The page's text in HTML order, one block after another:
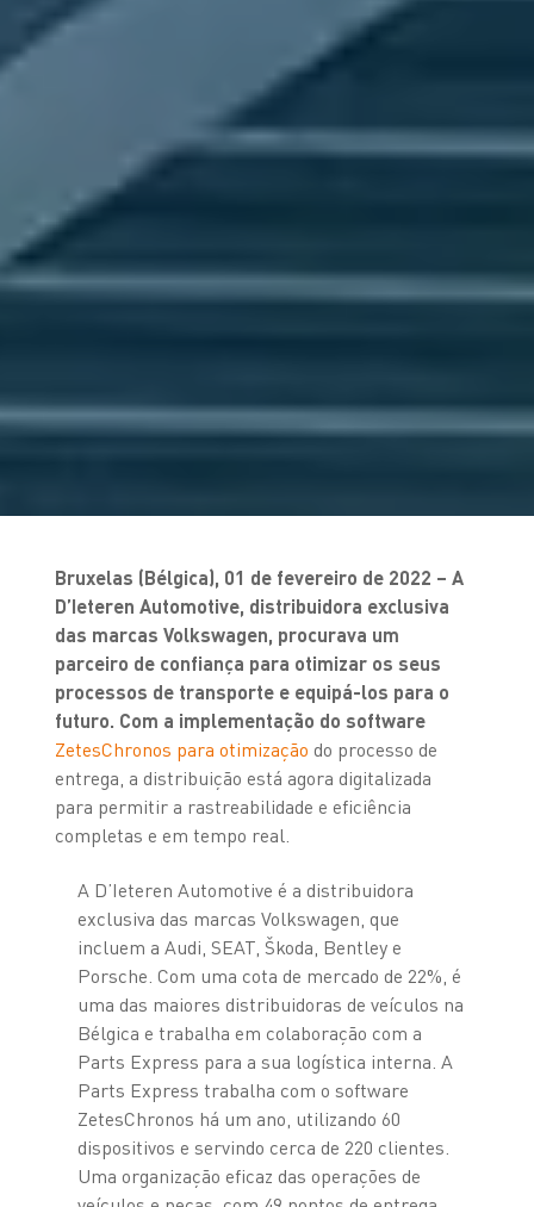
Bruxelas (Bélgica), 01 de fevereiro de 2022 – A
D’Ieteren Automotive, distribuidora exclusiva
das marcas Volkswagen, procurava um
parceiro de confiança para otimizar os seus
processos de transporte e equipá-los para o
futuro. Com a implementação do software
ZetesChronos para otimização do processo de
entrega, a distribuição está agora digitalizada
para permitir a rastreabilidade e eficiência
completas e em tempo real.
A D’Ieteren Automotive é a distribuidora
exclusiva das marcas Volkswagen, que
incluem a Audi, SEAT, Škoda, Bentley e
Porsche. Com uma cota de mercado de 22%, é
uma das maiores distribuidoras de veículos na
Bélgica e trabalha em colaboração com a
Parts Express para a sua logística interna. A
Parts Express trabalha com o software
ZetesChronos há um ano, utilizando 60
dispositivos e servindo cerca de 220 clientes.
Uma organização eficaz das operações de